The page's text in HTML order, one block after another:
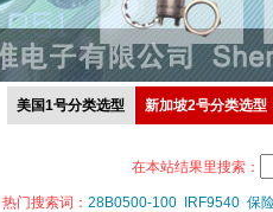
美国1号分类选型 新加坡2号分类选型
在本站结果里搜索：
热门搜索词： 28B0500-100 IRF9540 保